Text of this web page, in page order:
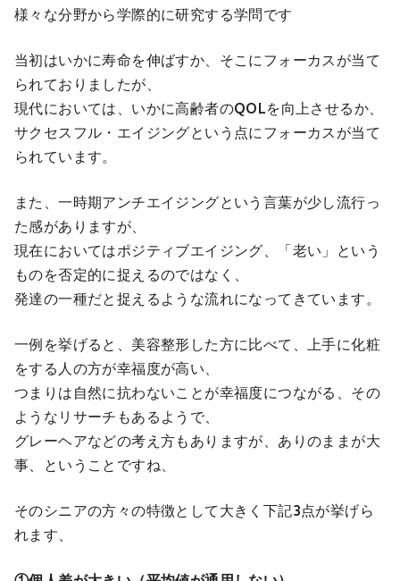
様々な分野から学際的に研究する学問です
当初はいかに寿命を伸ばすか、そこにフォーカスが当て
られておりましたが、
現代においては、いかに高齢者のQOLを向上させるか、
サクセスフル・エイジングという点にフォーカスが当て
られています。
また、一時期アンチエイジングという言葉が少し流行っ
た感がありますが、
現在においてはポジティブエイジング、「老い」という
ものを否定的に捉えるのではなく、
発達の一種だと捉えるような流れになってきています。
一例を挙げると、美容整形した方に比べて、上手に化粧
をする人の方が幸福度が高い、
つまりは自然に抗わないことが幸福度につながる、その
ようなリサーチもあるようで、
グレーヘアなどの考え方もありますが、ありのままが大
事、ということですね、
そのシニアの方々の特徴として大きく下記3点が挙げら
れます、